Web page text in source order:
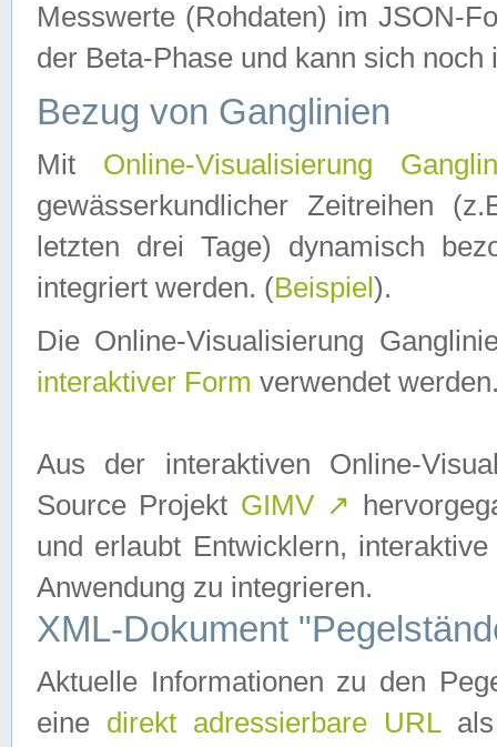
Messwerte (Rohdaten) im JSON-
der Beta-Phase und kann sich noch
Bezug von Ganglinien
Mit Online-Visualisierung
gewässerkundlicher Zeitreihen
letzten drei Tage) dynamisch
integriert werden. (Beispiel ).
Die Online-Visualisierung
interaktiver Form verwendet
Aus der interaktiven Online-
Source Projekt GIMV ↗
und erlaubt Entwicklern,
Anwendung zu integrieren.
XML-Dokument
Aktuelle Informationen zu den
eine direkt adressierbare URLals